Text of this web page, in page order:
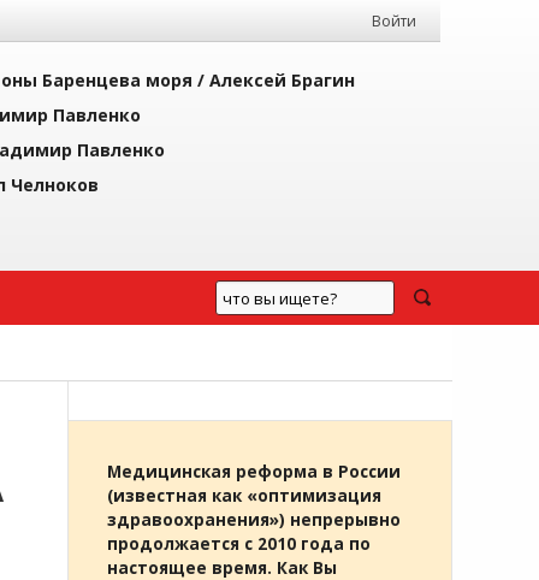
Войти
Баренцева моря / Алексей Брагин
Павленко
Павленко
Челноков
Медицинская реформа в России
(известная как «оптимизация
здравоохранения») непрерывно
продолжается с 2010 года по
настоящее время. Как Вы